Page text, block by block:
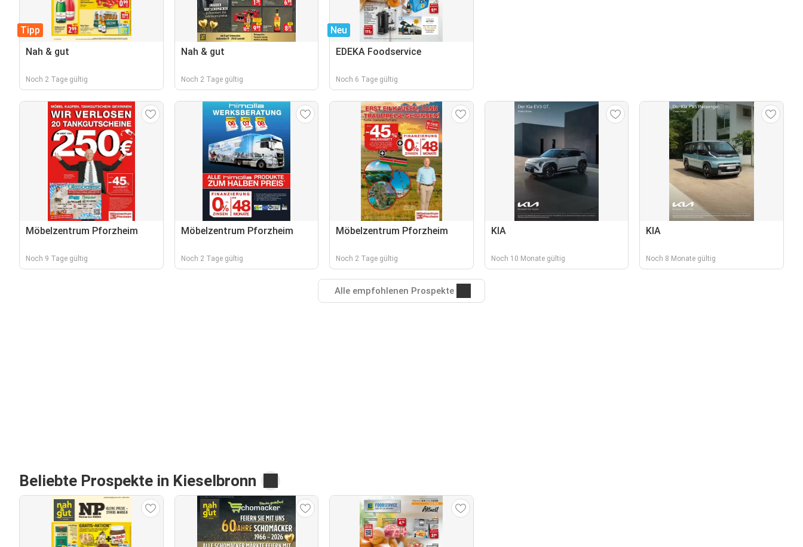
Tipp
Nah & gut
Noch 2 Tage gültig
Nah & gut
Noch 2 Tage gültig
Neu
EDEKA Foodservice
Noch 6 Tage gültig
Möbelzentrum Pforzheim
Noch 9 Tage gültig
Möbelzentrum Pforzheim
Noch 2 Tage gültig
Möbelzentrum Pforzheim
Noch 2 Tage gültig
KIA
Noch 10 Monate gültig
KIA
Noch 8 Monate gültig
Alle empfohlenen Prospekte
Beliebte Prospekte in Kieselbronn